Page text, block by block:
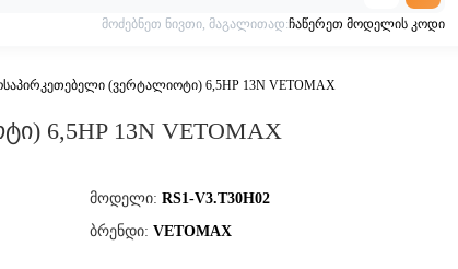
მოძებნეთ ნივთი, მაგალითად:ჩაწერეთ მოდელის კოდი
(ვერტალიოტი) 6,5HP 13N VETOMAX
6,5HP 13N VETOMAX
მოდელი:RS1-V3.T30H02
ბრენდი:VETOMAX